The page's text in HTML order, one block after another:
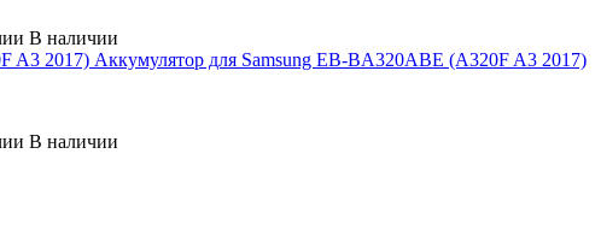
В наличии
Аккумулятор для Samsung EB-BA320ABE (A320F A3 2017)
В наличии